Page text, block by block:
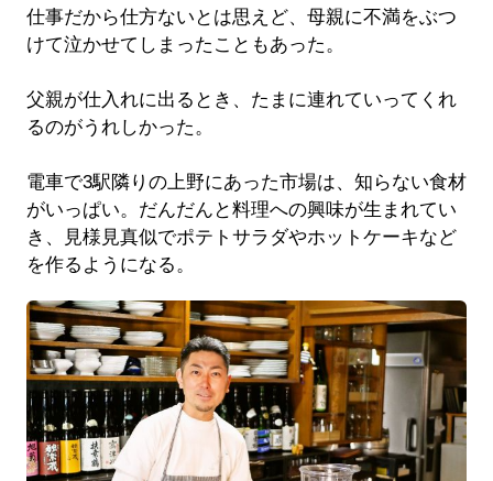
仕事だから仕方ないとは思えど、母親に不満をぶつ
けて泣かせてしまったこともあった。
父親が仕入れに出るとき、たまに連れていってくれ
るのがうれしかった。
電車で3駅隣りの上野にあった市場は、知らない食材
がいっぱい。だんだんと料理への興味が生まれてい
き、見様見真似でポテトサラダやホットケーキなど
を作るようになる。